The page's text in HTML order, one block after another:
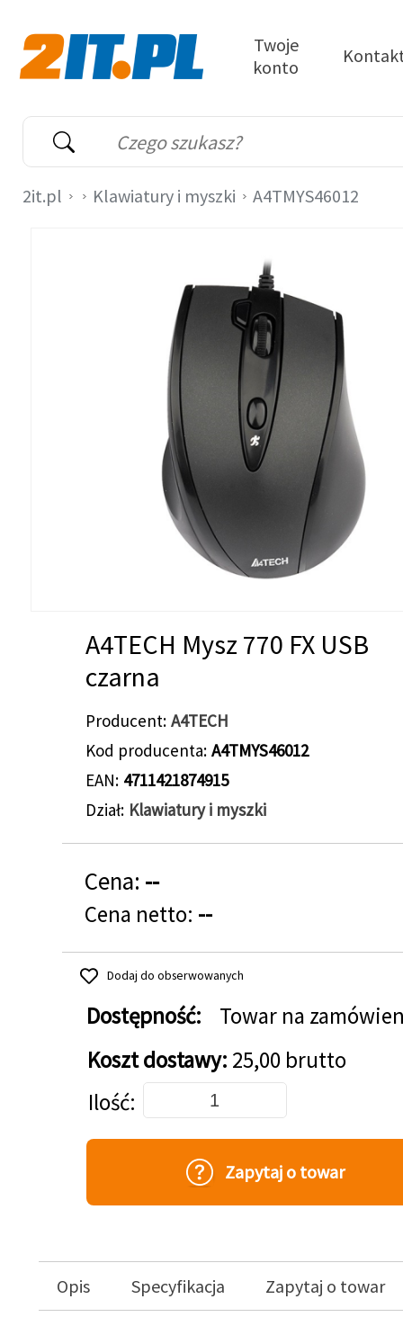
Wyszukiwarka
Słowo kluczowe
Twoje
konto
2it.pl Klawiatury i myszki A4TMYS46012
A4TECH Mysz 770 FX USB
czarna
Producent A4TECH
Kod producenta A4TMYS46012
EAN 4711421874915
Dział Klawiatury i myszki
Cena: --
Cena netto: --
Dodaj do obserwowanych
Dostępność:
Towar na
Koszt dostawy: 25,00 brutto
Dodaj do koszyka
Ilość
Zapytaj o towar
Opis Specyfikacja Zapytaj o towar